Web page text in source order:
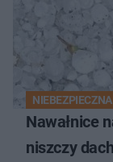
Nawałnice
niszczy